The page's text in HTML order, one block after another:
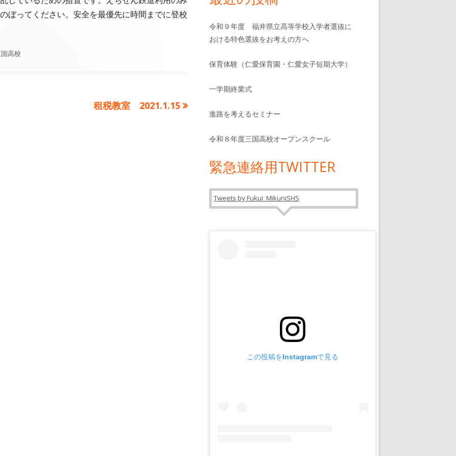
ぼってください。安全を最優先に時間までに登校
高校
次
租税教室 2021.1.15
ー
令和９年度 福井県立高等学校入学者選抜に
おける特色選抜をお考えの方へ
保育体験（仁愛保育園・仁愛女子短期大学）
一学期終業式
進路を考えるセミナー
令和８年度三国高校オープンスクール
緊急連絡用TWITTER
Tweets by Fukui_MikuniSHS
この投稿をInstagramで見る